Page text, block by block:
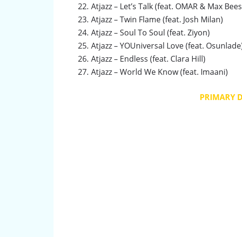
Atjazz – Let’s Talk (feat. OMAR & Max
Atjazz – Twin Flame (feat. Josh Milan)
Atjazz – Soul To Soul (feat. Ziyon)
Atjazz – YOUniversal Love (feat.
Atjazz – Endless (feat. Clara Hill)
Atjazz – World We Know (feat. Imaani)
PRIMARY